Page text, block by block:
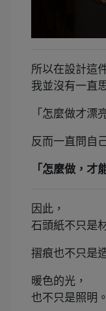
所以在設計這
我並沒有一直
「怎麼做才漂
反而一直問自
「怎麼做，才
因此，
石頭紙不只是
摺痕也不只是
暖色的光，
也不只是照明。